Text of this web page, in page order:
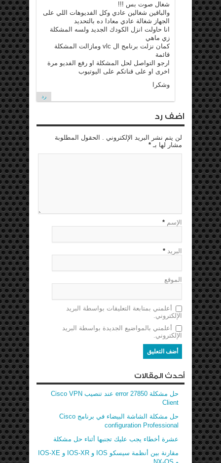
شغال صوت بس !!!
والباقين شغالين عادي وكل الفديوهات اللي على
الجهاز شغالة عادي معادا ده بالتحديد
انا حاولت انزل الكودك الجديد ولسه المشكلة
زي ماهي
كمان نزلت برنامج ال vlc ومازالت المشكلة
قائمة
ارجو التواصل لحل المشكلة او رفع الفديو مرة
اخرى او على قناتكم على اليوتيوب
وشكرا
رد
اضف رد
لن يتم نشر البريد الإلكتروني . الحقول المطلوبة
مشار لها بـ *
الإسم *
البريد *
الموقع
أعلمني بمتابعة التعليقات بواسطة البريد
الإلكتروني.
أعلمني بالمواضيع الجديدة بواسطة البريد
الإلكتروني.
أحدث المقالات
حل مشكلة error 27850 عند تنصيب Cisco VPN
Client
حل مشكلة الشاشة البيضاء في برنامج Cisco
configuration Professional
عشرة أخطاء يجب عليك تجنبها أثناء حل مشكلة
مقارنة بين أنظمة سيسكو IOS و IOS-XR و IOS-XE